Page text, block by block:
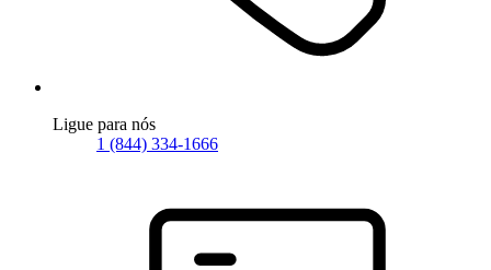
Ligue para nós
1 (844) 334-1666